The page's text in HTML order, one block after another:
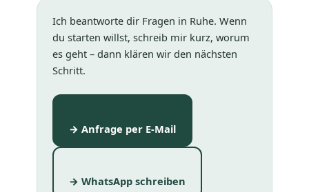
Ich beantworte dir Fragen in Ruhe. Wenn
du starten willst, schreib mir kurz, worum
es geht – dann klären wir den nächsten
Schritt.
→ Anfrage per E-Mail
→ WhatsApp schreiben